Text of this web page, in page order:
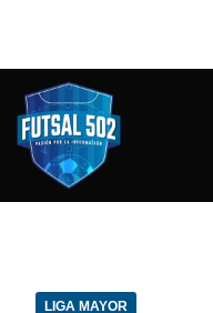
LIGA MAYOR